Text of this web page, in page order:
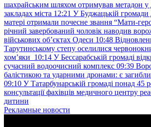
шахрайським шляхом отримував метадон
закладах міста 12:21 У Буджацькій громади
матері отримали почесне звання “Мати-
річний завербований чоловік наводив
військових обʼєктах Одеси 10:48
Тарутинському степу оселилися
хом’яки 10:14 У Бессарабській громаді
сучасний водоочисний комплекс 09:39
балістикою та ударними дронами: є
09:10 У Татарбунарській громаді понад 45
консультації фахівців медичного центру
дитини
Рекламные новости